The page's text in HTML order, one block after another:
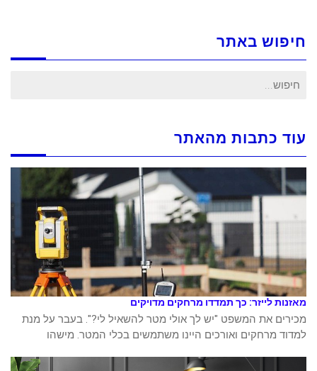
חיפוש באתר
חיפוש
עוד כתבות מהאתר
מאזנות לייזר: כך תמדדו מרחקים מדויקים
מכירים את המשפט "יש לך אולי מטר להשאיל לי?". בעבר על מנת
למדוד מרחקים ואורכים היינו משתמשים בכלי המטר. מישהו